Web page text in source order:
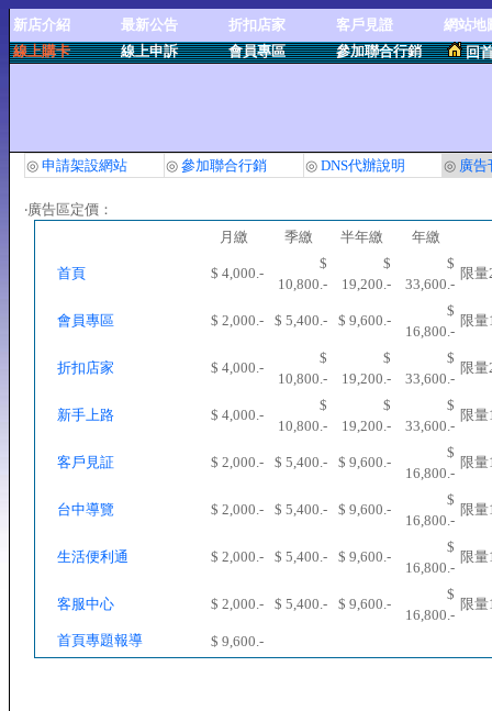
新店介紹 最新公告 折扣店家 客戶見證
網站地
線上購卡
線上申訴 會員專區 參加聯合行銷 回
◎ 申請架設網站 ◎ 參加聯合行銷 ◎ DNS代辦說明 ◎ 廣告
‧廣告區定價：
月繳
季繳 半年繳 年繳
首頁 $ 4,000.-
$
10,800.-
$
19,200.-
$
33,600.-
限量
會員專區 $ 2,000.- $ 5,400.- $ 9,600.-
$
16,800.-
限量
折扣店家 $ 4,000.-
$
10,800.-
$
19,200.-
$
33,600.-
限量
新手上路 $ 4,000.-
$
10,800.-
$
19,200.-
$
33,600.-
限量
客戶見証 $ 2,000.- $ 5,400.- $ 9,600.-
$
16,800.-
限量
台中導覽 $ 2,000.- $ 5,400.- $ 9,600.-
$
16,800.-
限量
生活便利通 $ 2,000.- $ 5,400.- $ 9,600.-
$
16,800.-
限量
客服中心 $ 2,000.- $ 5,400.- $ 9,600.-
$
16,800.-
限量
首頁專題報導 $ 9,600.-